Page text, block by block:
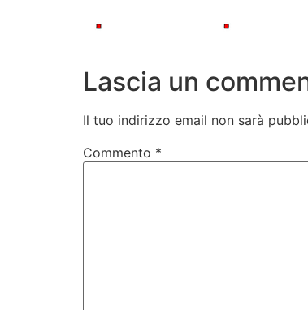
Lascia un
Il tuo indirizzo email non sarà
Commento *